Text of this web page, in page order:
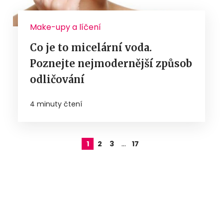
Make-upy a líčení
Co je to micelární voda.
Poznejte nejmodernější způsob
odličování
4 minuty čtení
1 2 3 … 17